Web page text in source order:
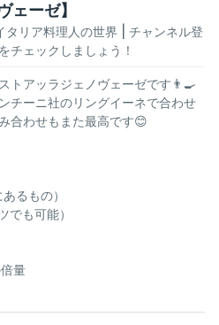
ェーゼ】
タリア料理人の世界 | チャンネル登
チェックしましょう！
トアッラジェノヴェーゼです👨‍🍳
チーニ社のリングイーネで合わせ
合わせもまた最高です😊
るもの）
も可能）
量